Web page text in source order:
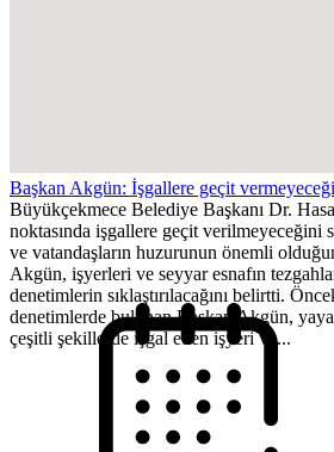
Başkan Akgün: İşgallere geçit
Büyükçekmece Belediye Başkanı Dr.
noktasında işgallere geçit verilmeyeceğini
ve vatandaşların huzurunun önemli
Akgün, işyerleri ve seyyar esnafın
denetimlerin sıklaştırılacağını belirtti.
denetimlerde bulunan Başkan Akgün,
çeşitli şekillerde işgal eden işyeri ve...